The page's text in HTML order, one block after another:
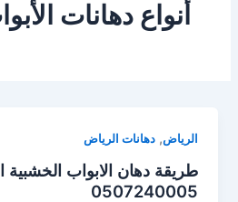
أنواع دهانات
الرياض,دهانات الرياض
طريقة دهان الابواب الخشبية
0507240005